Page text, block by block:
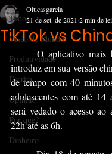
Todos
Visão de Mundo
Produtividade
Escrita
Opinião
Por que?
Dinheiro
TikTok vs
Olucasgarcia
21 de set. de 2021 2 min de
	O aplicativo mais baixado de 2020,
introduz em sua versão
de tempo com 40
adolescentes com até 14
será vedado o acesso ao
22h até as 6h.